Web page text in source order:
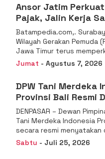
Ansor Jatim
Pajak, Jalin Kerja
DJP se-Jatim
Batampedia.com,.
Wilayah Gerakan Pemuda
Jawa Timur terus
komitmennya dalam
kemandirian ekonomi
Jumat - Agustus 7, 2026
DPW Tani Merdeka
Provinsi Bali Resmi
Muzakir Mengisi
Menteri Pertanian
DENPASAR – Dewan
Tani Merdeka Indonesia
secara resmi menyatakan
kepada Ketua Umum
Sabtu - Juli 25, 2026